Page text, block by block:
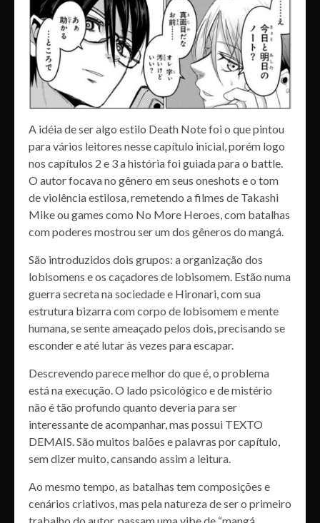
A idéia de ser algo estilo Death Note foi o que pintou
para vários leitores nesse capítulo inicial, porém logo
nos capítulos 2 e 3 a história foi guiada para o battle.
O autor focava no gênero em seus oneshots e o tom
de violência estilosa, remetendo a filmes de Takashi
Mike ou games como No More Heroes, com batalhas
com poderes mostrou ser um dos gêneros do mangá.
São introduzidos dois grupos: a organização dos
lobisomens e os caçadores de lobisomem. Estão numa
guerra secreta na sociedade e Hironari, com sua
estrutura bizarra com corpo de lobisomem e mente
humana, se sente ameaçado pelos dois, precisando se
esconder e até lutar às vezes para escapar.
Descrevendo parece melhor do que é, o problema
está na execução. O lado psicológico e de mistério
não é tão profundo quanto deveria para ser
interessante de acompanhar, mas possui TEXTO
DEMAIS. São muitos balões e palavras por capítulo,
sem dizer muito, cansando assim a leitura.
Ao mesmo tempo, as batalhas tem composições e
cenários criativos, mas pela natureza de ser o primeiro